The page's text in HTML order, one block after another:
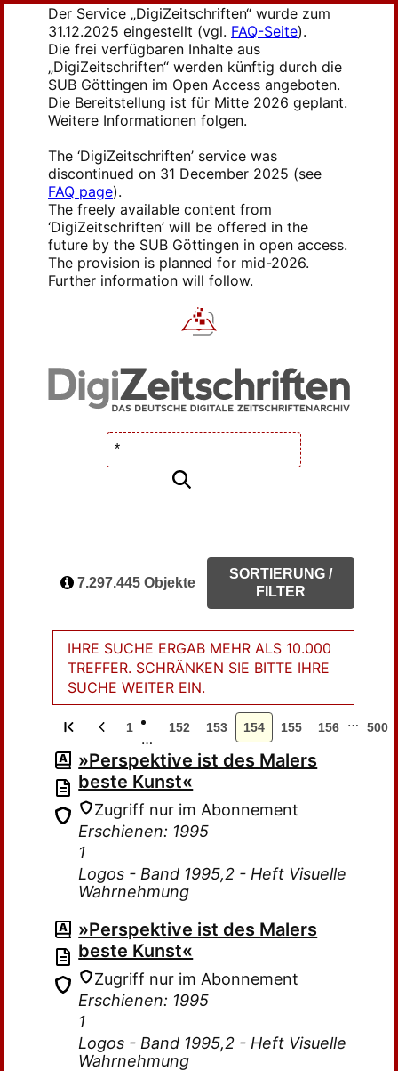
Der Service „DigiZeitschriften“ wurde zum
31.12.2025 eingestellt (vgl. FAQ-Seite).
Die frei verfügbaren Inhalte aus
„DigiZeitschriften“ werden künftig durch die
SUB Göttingen im Open Access angeboten.
Die Bereitstellung ist für Mitte 2026 geplant.
Weitere Informationen folgen.
The ‘DigiZeitschriften’ service was
discontinued on 31 December 2025 (see
FAQ page).
The freely available content from
‘DigiZeitschriften’ will be offered in the
future by the SUB Göttingen in open access.
The provision is planned for mid-2026.
Further information will follow.
7.297.445 Objekte
SORTIERUNG /
FILTER
IHRE SUCHE ERGAB MEHR ALS 10.000
TREFFER. SCHRÄNKEN SIE BITTE IHRE
SUCHE WEITER EIN.
1
…
152 153 154 155 156 … 500
»Perspektive ist des Malers
beste Kunst«
Zugriff nur im Abonnement
Erschienen: 1995
1
Logos - Band 1995,2 - Heft Visuelle
Wahrnehmung
»Perspektive ist des Malers
beste Kunst«
Zugriff nur im Abonnement
Erschienen: 1995
1
Logos - Band 1995,2 - Heft Visuelle
Wahrnehmung